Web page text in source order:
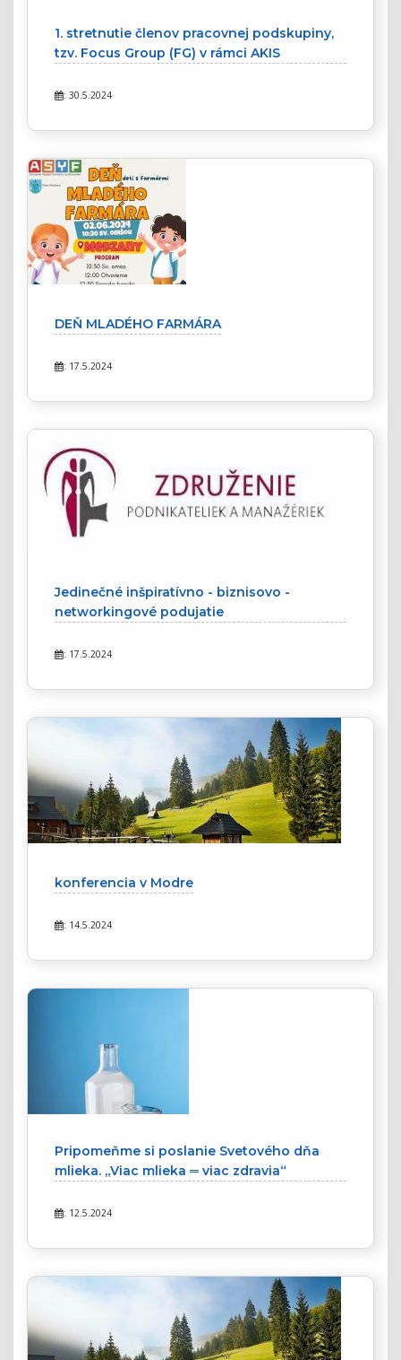
1. stretnutie členov pracovnej podskupiny,
tzv. Focus Group (FG) v rámci AKIS
: 30.5.2024
DEŇ MLADÉHO FARMÁRA
: 17.5.2024
Jedinečné inšpiratívno - biznisovo -
networkingové podujatie
: 17.5.2024
konferencia v Modre
: 14.5.2024
Pripomeňme si poslanie Svetového dňa
mlieka. „Viac mlieka ═ viac zdravia“
: 12.5.2024